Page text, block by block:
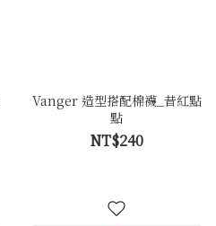
Vanger 造型搭配棉襪_昔紅點
點
NT$240